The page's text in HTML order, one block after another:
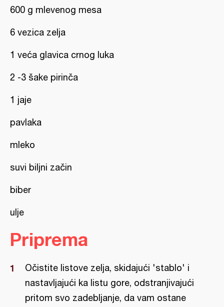
600 g mlevenog mesa
6 vezica zelja
1 veća glavica crnog luka
2 -3 šake pirinča
1 jaje
pavlaka
mleko
suvi biljni začin
biber
ulje
Priprema
Očistite listove zelja, skidajući 'stablo' i
nastavljajući ka listu gore, odstranjivajući
pritom svo zadebljanje, da vam ostane